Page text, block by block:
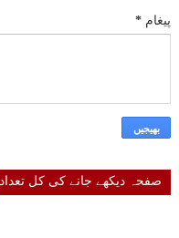
پیغام *
صفحہ دیکھے جانے کی کل تعداد